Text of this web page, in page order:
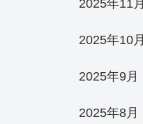
2025年11月
2025年10月
2025年9月
2025年8月